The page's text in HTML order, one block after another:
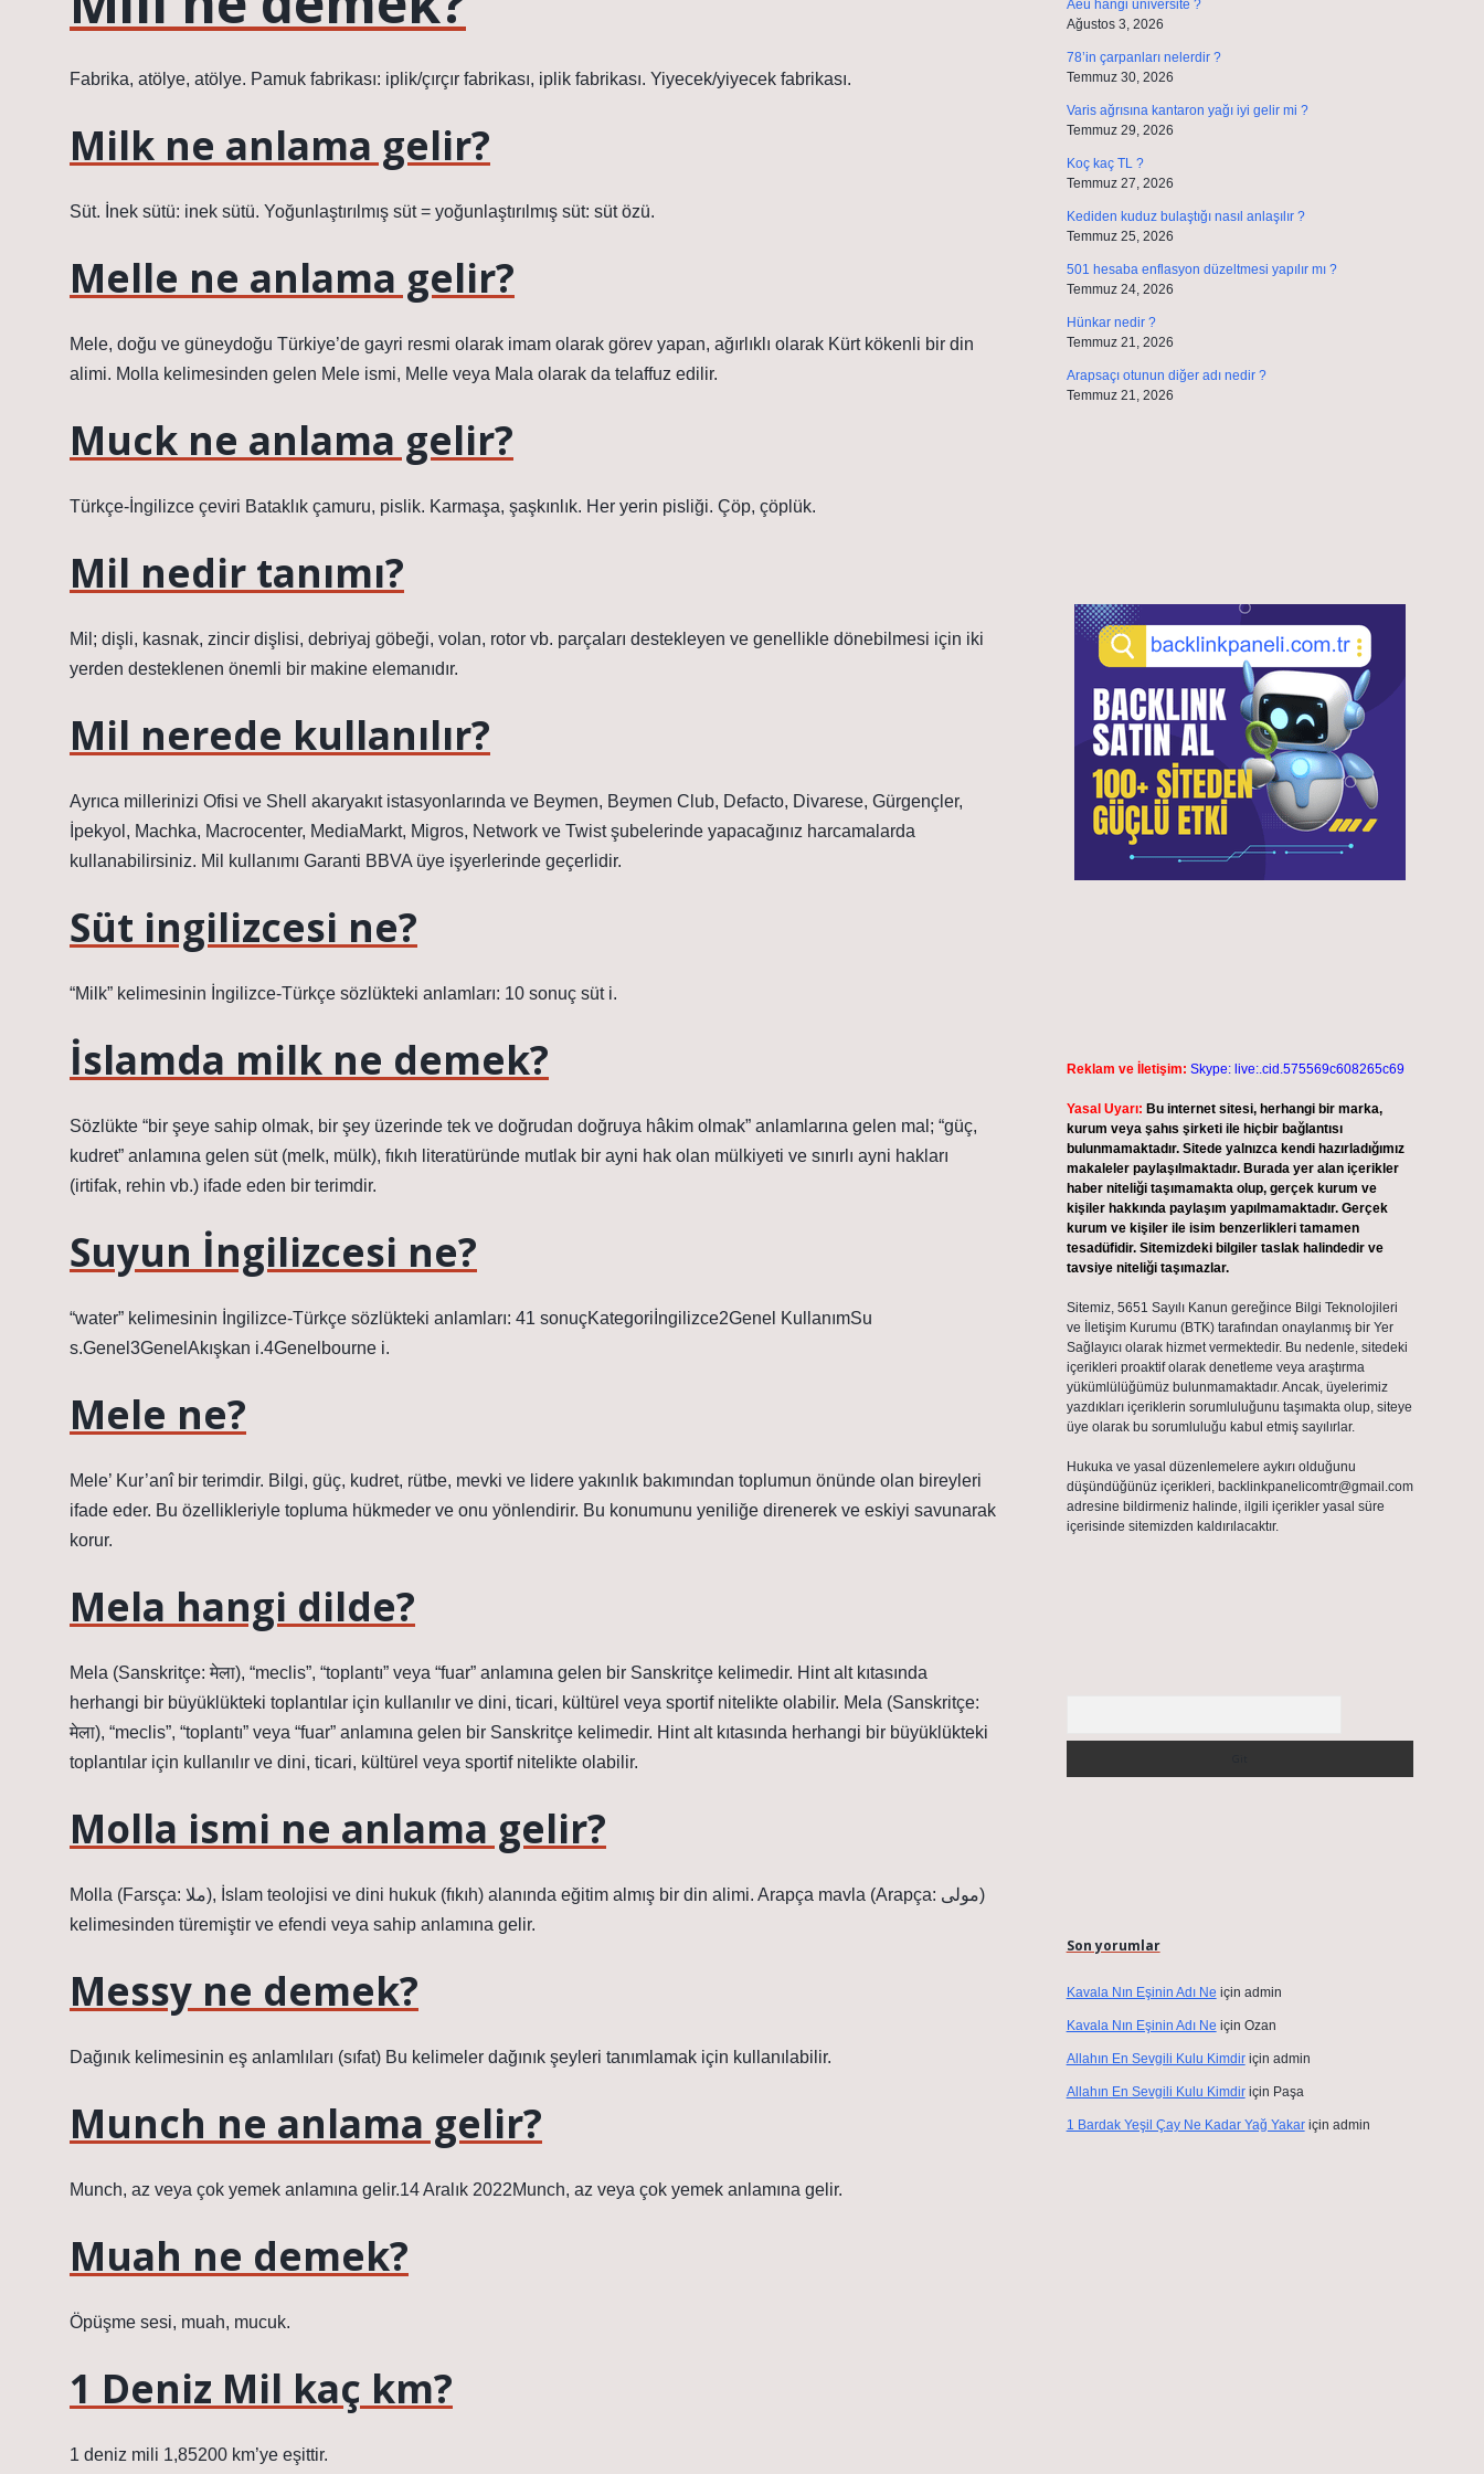
Fabrika, atölye, atölye. Pamuk fabrikası: iplik/çırçır fabrikası, iplik fabrikası. Yiyecek/yiyecek fabrikası.
Milk ne anlama gelir?
Süt. İnek sütü: inek sütü. Yoğunlaştırılmış süt = yoğunlaştırılmış süt: süt özü.
Melle ne anlama gelir?
Mele, doğu ve güneydoğu Türkiye’de gayri resmi olarak imam olarak görev yapan, ağırlıklı olarak Kürt kökenli bir din
alimi. Molla kelimesinden gelen Mele ismi, Melle veya Mala olarak da telaffuz edilir.
Muck ne anlama gelir?
Türkçe-İngilizce çeviri Bataklık çamuru, pislik. Karmaşa, şaşkınlık. Her yerin pisliği. Çöp, çöplük.
Mil nedir tanımı?
Mil; dişli, kasnak, zincir dişlisi, debriyaj göbeği, volan, rotor vb. parçaları destekleyen ve genellikle dönebilmesi için iki
yerden desteklenen önemli bir makine elemanıdır.
Mil nerede kullanılır?
Ayrıca millerinizi Ofisi ve Shell akaryakıt istasyonlarında ve Beymen, Beymen Club, Defacto, Divarese, Gürgençler,
İpekyol, Machka, Macrocenter, MediaMarkt, Migros, Network ve Twist şubelerinde yapacağınız harcamalarda
kullanabilirsiniz. Mil kullanımı Garanti BBVA üye işyerlerinde geçerlidir.
Süt ingilizcesi ne?
“Milk” kelimesinin İngilizce-Türkçe sözlükteki anlamları: 10 sonuç süt i.
İslamda milk ne demek?
Sözlükte “bir şeye sahip olmak, bir şey üzerinde tek ve doğrudan doğruya hâkim olmak” anlamlarına gelen mal; “güç,
kudret” anlamına gelen süt (melk, mülk), fıkıh literatüründe mutlak bir ayni hak olan mülkiyeti ve sınırlı ayni hakları
(irtifak, rehin vb.) ifade eden bir terimdir.
Suyun İngilizcesi ne?
“water” kelimesinin İngilizce-Türkçe sözlükteki anlamları: 41 sonuçKategoriİngilizce2Genel KullanımSu
s.Genel3GenelAkışkan i.4Genelbourne i.
Mele ne?
Mele’ Kur’anî bir terimdir. Bilgi, güç, kudret, rütbe, mevki ve lidere yakınlık bakımından toplumun önünde olan bireyleri
ifade eder. Bu özellikleriyle topluma hükmeder ve onu yönlendirir. Bu konumunu yeniliğe direnerek ve eskiyi savunarak
korur.
Mela hangi dilde?
Mela (Sanskritçe: मेला), “meclis”, “toplantı” veya “fuar” anlamına gelen bir Sanskritçe kelimedir. Hint alt kıtasında
herhangi bir büyüklükteki toplantılar için kullanılır ve dini, ticari, kültürel veya sportif nitelikte olabilir. Mela (Sanskritçe:
मेला), “meclis”, “toplantı” veya “fuar” anlamına gelen bir Sanskritçe kelimedir. Hint alt kıtasında herhangi bir büyüklükteki
toplantılar için kullanılır ve dini, ticari, kültürel veya sportif nitelikte olabilir.
Molla ismi ne anlama gelir?
Molla (Farsça: ملا), İslam teolojisi ve dini hukuk (fıkıh) alanında eğitim almış bir din alimi. Arapça mavla (Arapça: مولی)
kelimesinden türemiştir ve efendi veya sahip anlamına gelir.
Messy ne demek?
Dağınık kelimesinin eş anlamlıları (sıfat) Bu kelimeler dağınık şeyleri tanımlamak için kullanılabilir.
Munch ne anlama gelir?
Munch, az veya çok yemek anlamına gelir.14 Aralık 2022Munch, az veya çok yemek anlamına gelir.
Muah ne demek?
Öpüşme sesi, muah, mucuk.
1 Deniz Mil kaç km?
1 deniz mili 1,85200 km’ye eşittir.
Aeü hangi üniversite ?
Ağustos 3, 2026
78’in çarpanları nelerdir ?
Temmuz 30, 2026
Varis ağrısına kantaron yağı iyi gelir mi ?
Temmuz 29, 2026
Koç kaç TL ?
Temmuz 27, 2026
Kediden kuduz bulaştığı nasıl anlaşılır ?
Temmuz 25, 2026
501 hesaba enflasyon düzeltmesi yapılır mı ?
Temmuz 24, 2026
Hünkar nedir ?
Temmuz 21, 2026
Arapsaçı otunun diğer adı nedir ?
Temmuz 21, 2026
Reklam ve İletişim: Skype: live:.cid.575569c608265c69
Yasal Uyarı: Bu internet sitesi, herhangi bir marka,
kurum veya şahıs şirketi ile hiçbir bağlantısı
bulunmamaktadır. Sitede yalnızca kendi hazırladığımız
makaleler paylaşılmaktadır. Burada yer alan içerikler
haber niteliği taşımamakta olup, gerçek kurum ve
kişiler hakkında paylaşım yapılmamaktadır. Gerçek
kurum ve kişiler ile isim benzerlikleri tamamen
tesadüfidir. Sitemizdeki bilgiler taslak halindedir ve
tavsiye niteliği taşımazlar.
Sitemiz, 5651 Sayılı Kanun gereğince Bilgi Teknolojileri
ve İletişim Kurumu (BTK) tarafından onaylanmış bir Yer
Sağlayıcı olarak hizmet vermektedir. Bu nedenle, sitedeki
içerikleri proaktif olarak denetleme veya araştırma
yükümlülüğümüz bulunmamaktadır. Ancak, üyelerimiz
yazdıkları içeriklerin sorumluluğunu taşımakta olup, siteye
üye olarak bu sorumluluğu kabul etmiş sayılırlar.
Hukuka ve yasal düzenlemelere aykırı olduğunu
düşündüğünüz içerikleri, backlinkpanelicomtr@gmail.com
adresine bildirmeniz halinde, ilgili içerikler yasal süre
içerisinde sitemizden kaldırılacaktır.
Son yorumlar
Kavala Nın Eşinin Adı Ne için admin
Kavala Nın Eşinin Adı Ne için Ozan
Allahın En Sevgili Kulu Kimdiriçin admin
Allahın En Sevgili Kulu Kimdiriçin Paşa
1 Bardak Yeşil Çay Ne Kadar Yağ Yakariçin admin